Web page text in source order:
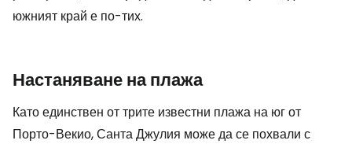
южният край е по-тих.
Настаняване на плажа
Като единствен от трите известни плажа на юг от
Порто-Векио, Санта Джулия може да се похвали с